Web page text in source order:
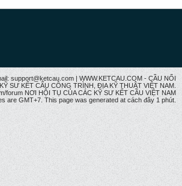
support@ketcau.com | WWW.KETCAU.COM - CẦU NỐI
SƯ KẾT CẤU CÔNG TRÌNH, ĐỊA KỸ THUẬT VIỆT NAM.
forum NƠI HỘI TỤ CỦA CÁC KỸ SƯ KẾT CÂU VIỆT NAM
are GMT+7. This page was generated at cách đây 1 phút.